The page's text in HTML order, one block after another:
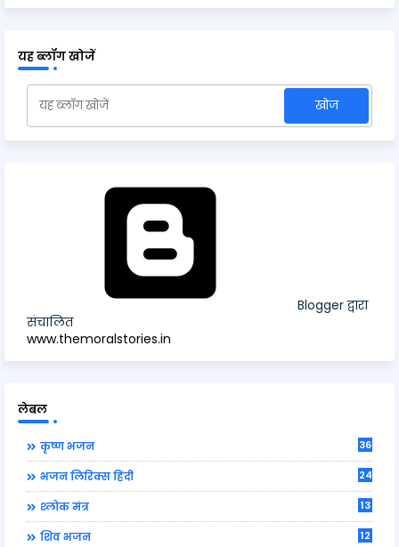
यह ब्लॉग खोजें
Blogger द्वारा
संचालित
www.themoralstories.in
लेबल
कृष्ण भजन 36
भजन लिरिक्स हिंदी 24
श्लोक मंत्र 13
शिव भजन 12